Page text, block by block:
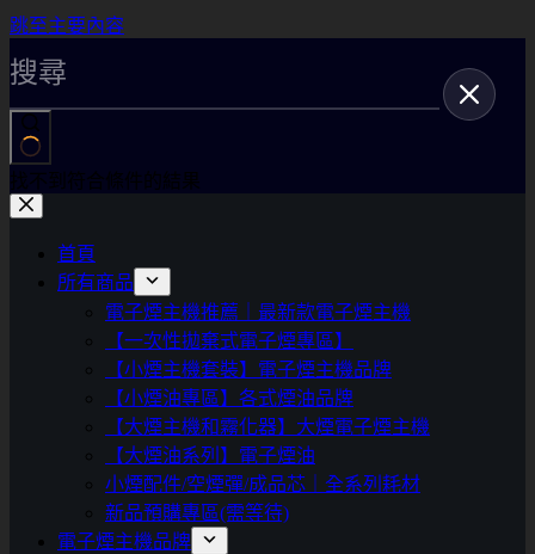
跳至主要內容
找不到符合條件的結果
首頁
所有商品
電子煙主機推薦｜最新款電子煙主機
【一次性拋棄式電子煙專區】
【小煙主機套裝】電子煙主機品牌
【小煙油專區】各式煙油品牌
【大煙主機和霧化器】大煙電子煙主機
【大煙油系列】電子煙油
小煙配件/空煙彈/成品芯｜全系列耗材
新品預購專區(需等待)
電子煙主機品牌